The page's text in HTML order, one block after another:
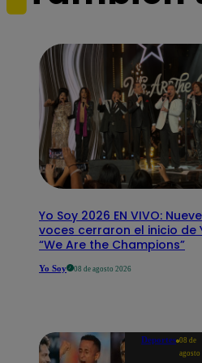
Yo Soy 2026 EN VIVO:
voces cerraron el inicio de
“We Are the Champions”
Yo Soy 08 de agosto 2026
Deportes 08 de
agosto